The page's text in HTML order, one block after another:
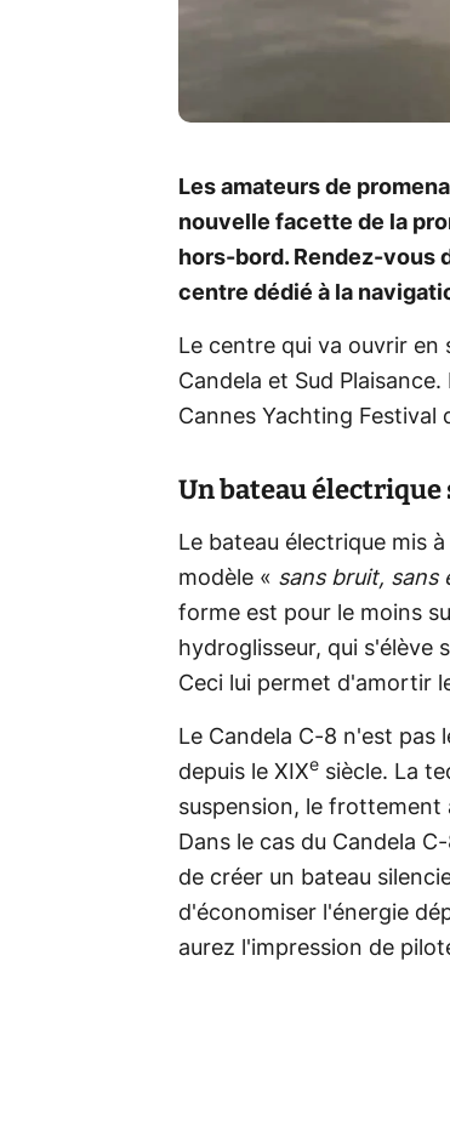
Les amateurs de
nouvelle facette de la
hors-bord. Rendez-vous
centre dédié à la
Le centre qui va ouvrir
Candela et Sud
Cannes Yachting Festival
Un bateau électrique
Le bateau électrique mis
modèle « sans bruit, sans
forme est pour le moins
hydroglisseur, qui s'élève
Ceci lui permet d'amortir
Le Candela C-8 n'est pas
depuis le XIXe siècle. La
suspension, le frottement
Dans le cas du Candela
de créer un bateau
d'économiser l'énergie
aurez l'impression de